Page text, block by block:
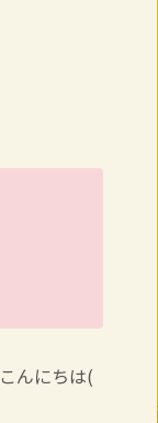
んにちは(